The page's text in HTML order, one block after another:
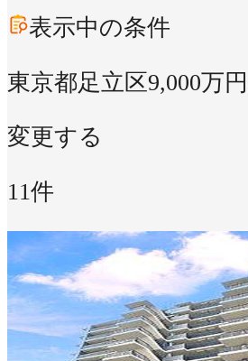
表示中の条件
東京都足立区9,000万
変更する
11件